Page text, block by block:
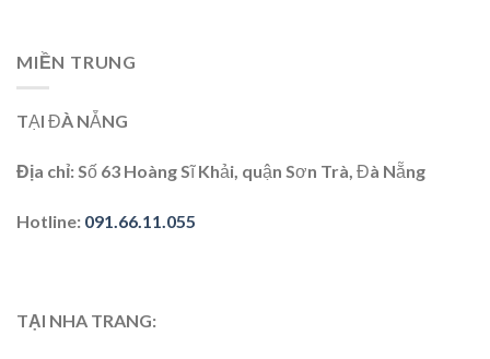
MIỀN TRUNG
TẠI ĐÀ NẴNG
Địa chỉ:Số 63 Hoàng Sĩ Khải, quận Sơn Trà, Đà Nẵng
Hotline: 091.66.11.055
TẠI NHA TRANG: